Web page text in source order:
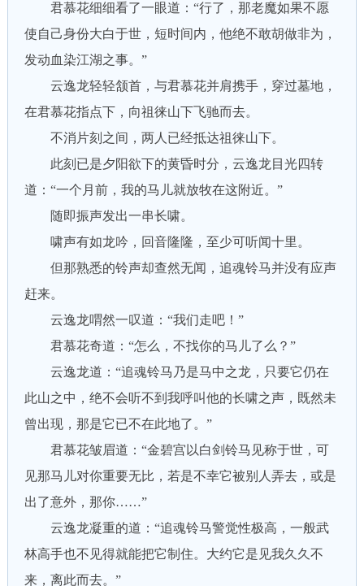
君慕花细细看了一眼道：“行了，那老魔如果不愿
使自己身份大白于世，短时间内，他绝不敢胡做非为，
发动血染江湖之事。”
云逸龙轻轻颔首，与君慕花并肩携手，穿过墓地，
在君慕花指点下，向祖徕山下飞驰而去。
不消片刻之间，两人已经抵达祖徕山下。
此刻已是夕阳欲下的黄昏时分，云逸龙目光四转
道：“一个月前，我的马儿就放牧在这附近。”
随即振声发出一串长啸。
啸声有如龙吟，回音隆隆，至少可听闻十里。
但那熟悉的铃声却查然无闻，追魂铃马并没有应声
赶来。
云逸龙喟然一叹道：“我们走吧！”
君慕花奇道：“怎么，不找你的马儿了么？”
云逸龙道：“追魂铃马乃是马中之龙，只要它仍在
此山之中，绝不会听不到我呼叫他的长啸之声，既然未
曾出现，那是它已不在此地了。”
君慕花皱眉道：“金碧宫以白剑铃马见称于世，可
见那马儿对你重要无比，若是不幸它被别人弄去，或是
出了意外，那你……”
云逸龙凝重的道：“追魂铃马警觉性极高，一般武
林高手也不见得就能把它制住。大约它是见我久久不
来，离此而去。”